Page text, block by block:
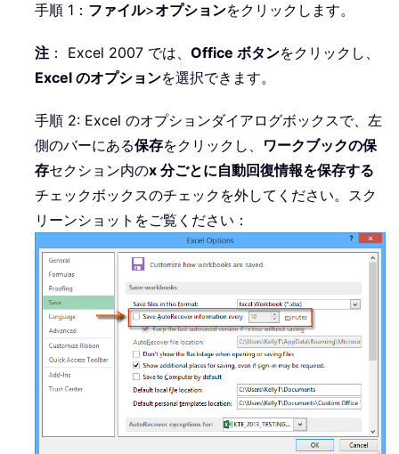
手順 1： ファイル>オプションをクリックします。
注 ： Excel 2007 では、 Office ボタンをクリックし、
Excel のオプションを選択できます。
手順 2: Excel のオプションダイアログボックスで、左
側のバーにある保存をクリックし、 ワークブックの保
存セクション内のx 分ごとに自動回復情報を保存する
チェックボックスのチェックを外してください。スク
リーンショットをご覧ください：